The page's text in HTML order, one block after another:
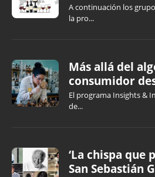
A continuación los
la pro...
Más allá del
consumidor
El programa Insights &
de...
‘La chispa que
San Sebastián